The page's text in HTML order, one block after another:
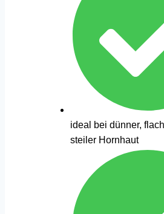
ideal bei dünner,
steiler Hornhaut